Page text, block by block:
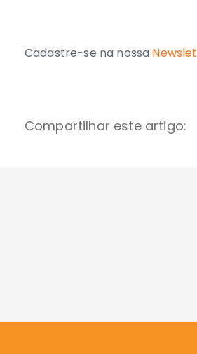
Cadastre-se na nossa
Compartilhar este artigo: